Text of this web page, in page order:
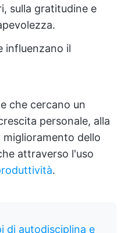
sulla gratitudine e
influenzano il
che cercano un
personale, alla
miglioramento dello
attraverso l'uso
.
di autodisciplina e